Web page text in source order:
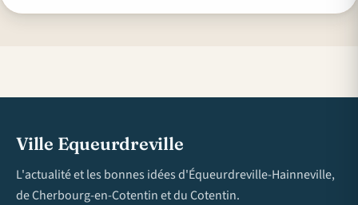
Ville Equeurdreville
L'actualité et les bonnes idées d'Équeurdreville-Hainneville,
de Cherbourg-en-Cotentin et du Cotentin.